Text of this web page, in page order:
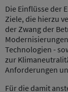
Die Einflüsse der
Ziele, die hierzu
der Zwang der
Technologien -
zur
Anforderungen
Für die damit